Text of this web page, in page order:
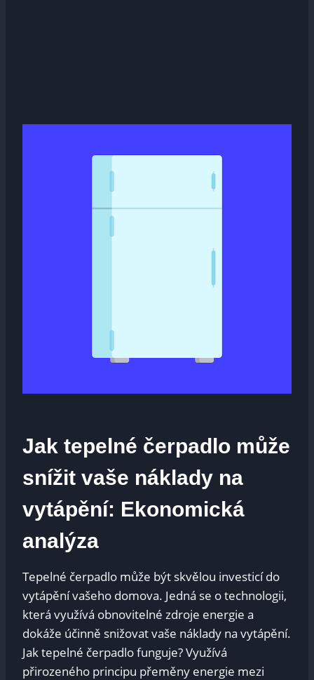
Jak tepelné čerpadlo může
snížit vaše náklady na
vytápění: Ekonomická
analýza
Tepelné čerpadlo může být skvělou investicí do
vytápění vašeho domova. Jedná se o technologii,
která využívá obnovitelné zdroje energie a
dokáže účinně snižovat vaše náklady na vytápění.
Jak tepelné čerpadlo funguje? Využívá
přirozeného principu přeměny energie mezi